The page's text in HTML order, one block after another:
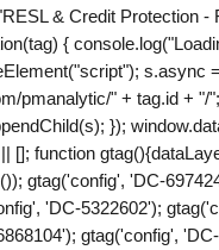
& Credit Protection -
{
s.async
pmanalytic/" + tag.id + "/";
});
[]; function
gtag('config', 'DC-
'DC-5322602');
gtag('config',